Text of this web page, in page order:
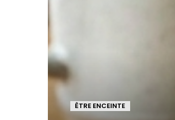
ÊTRE ENCEINTE